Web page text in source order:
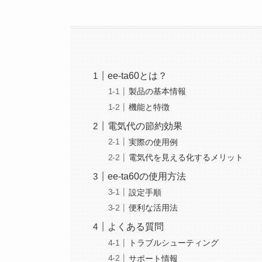
ee-ta60とは？
製品の基本情報
機能と特徴
電気代の節約効果
実際の使用例
電気代を見える化するメリット
ee-ta60の使用方法
設定手順
便利な活用法
よくある質問
トラブルシューティング
サポート情報